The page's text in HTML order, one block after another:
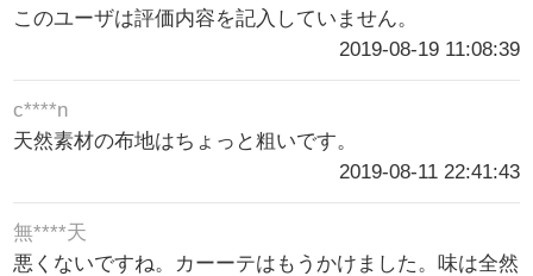
このユーザは評価内容を記入していません。
2019-08-19 11:08:39
c****n
天然素材の布地はちょっと粗いです。
2019-08-11 22:41:43
無****天
悪くないですね。カーーテはもうかけました。味は全然